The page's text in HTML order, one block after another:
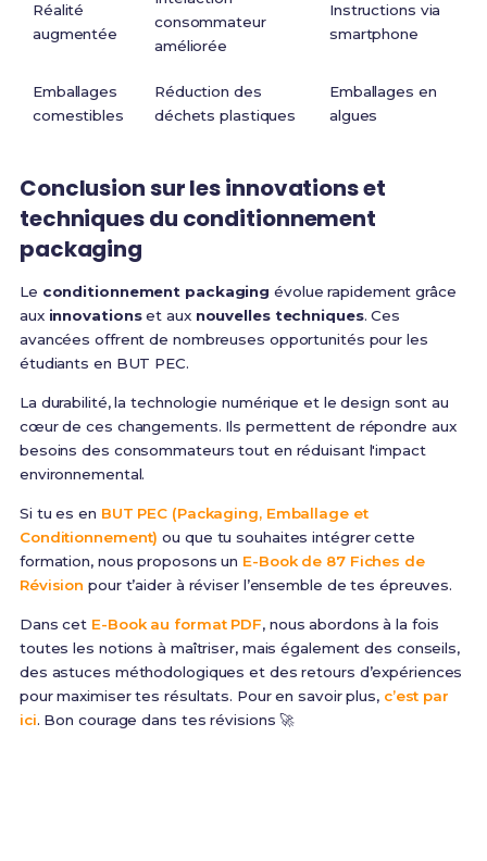
Réalité
augmentée
consommateur
améliorée
Instructions via
smartphone
Emballages
comestibles
Réduction des
déchets plastiques
Emballages en
algues
Conclusion sur les innovations et
techniques du conditionnement
packaging
Le conditionnement packaging évolue rapidement grâce
aux innovationset aux nouvelles techniques. Ces
avancées offrent de nombreuses opportunités pour les
étudiants en BUT PEC.
La durabilité, la technologie numérique et le design sont au
cœur de ces changements. Ils permettent de répondre aux
besoins des consommateurs tout en réduisant l'impact
environnemental.
Si tu es en BUT PEC (Packaging, Emballage et
Conditionnement) ou que tu souhaites intégrer cette
formation, nous proposons un E-Book de 87 Fiches de
Révision pour t’aider à réviser l’ensemble de tes épreuves.
Dans cet E-Book au format PDF, nous abordons à la fois
toutes les notions à maîtriser, mais également des conseils,
des astuces méthodologiques et des retours d’expériences
pour maximiser tes résultats. Pour en savoir plus, c’est par
ici. Bon courage dans tes révisions 🚀